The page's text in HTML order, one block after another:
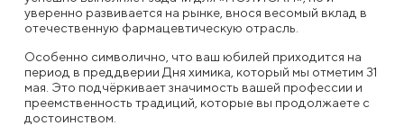
уверенно развивается на рынке, внося весомый вклад в
отечественную фармацевтическую отрасль.
Особенно символично, что ваш юбилей приходится на
период в преддверии Дня химика, который мы отметим 31
мая. Это подчёркивает значимость вашей профессии и
преемственность традиций, которые вы продолжаете с
достоинством.